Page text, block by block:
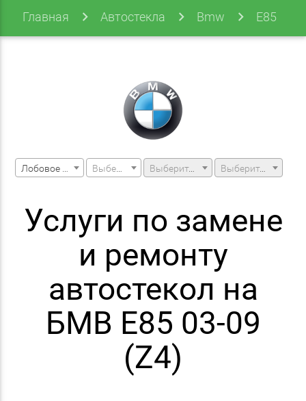
Главная Автостекла Bmw E85
Выберите модель машины Выберите модификацию
Услуги по замене
и ремонту
автостекол на
БМВ E85 03-09
(Z4)